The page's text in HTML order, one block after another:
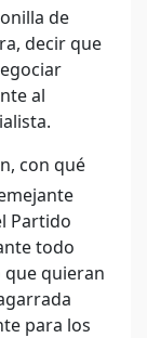
de
decir que
al
con qué
Partido
todo
que quieran
para los